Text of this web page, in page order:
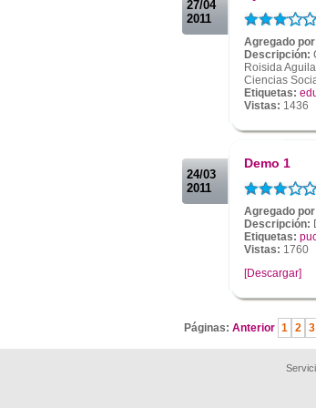
27/04
2011
Agregado
Descripción:
Roisida
Ciencias
Etiquetas:
Vistas: 1436
24/03
2011
Demo 1
Agregado
Descripción:
Etiquetas:
Vistas: 1760
[Descargar]
Páginas: Anterior 1 2 3